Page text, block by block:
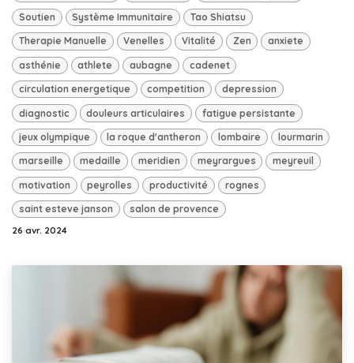
Soutien Système Immunitaire Tao Shiatsu
Therapie Manuelle Venelles Vitalité Zen anxiete
asthénie athlete aubagne cadenet
circulation energetique competition depression
diagnostic douleurs articulaires fatigue persistante
jeux olympique la roque d'antheron lombaire lourmarin
marseille medaille meridien meyrargues meyreuil
motivation peyrolles productivité rognes
saint esteve janson salon de provence
26 avr. 2024